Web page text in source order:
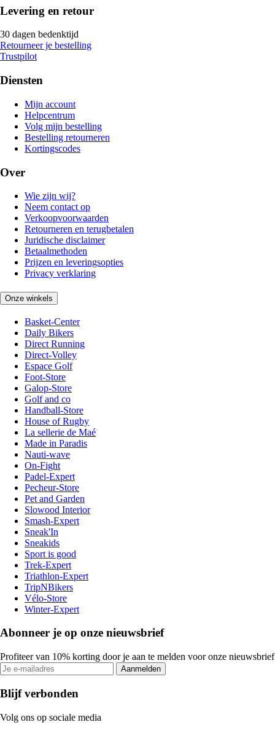
Levering en retour
30 dagen bedenktijd
Retourneer je bestelling
Trustpilot
Diensten
Mijn account
Helpcentrum
Volg mijn bestelling
Bestelling retourneren
Kortingscodes
Over
Wie zijn wij?
Neem contact op
Verkoopvoorwaarden
Retourneren en terugbetalen
Juridische disclaimer
Betaalmethoden
Prijzen en leveringsopties
Privacy verklaring
Onze winkels
Basket-Center
Daily Bikers
Direct Running
Direct-Volley
Espace Golf
Foot-Store
Galop-Store
Golf and co
Handball-Store
House of Rugby
La sellerie de Maé
Made in Paradis
Nauti-wave
On-Fight
Padel-Expert
Pecheur-Store
Pet and Garden
Slowood Interior
Smash-Expert
Sneak'In
Sneakids
Sport is good
Trek-Expert
Triathlon-Expert
TripNBikers
Vélo-Store
Winter-Expert
Abonneer je op onze nieuwsbrief
Profiteer van 10% korting door je aan te melden voor onze nieuwsbrief
Aanmelden
Blijf verbonden
Volg ons op sociale media